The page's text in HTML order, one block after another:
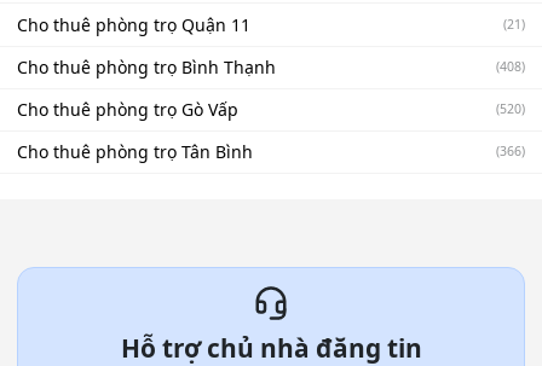
Cho thuê phòng trọ Quận 11 (21)
Cho thuê phòng trọ Bình Thạnh (408)
Cho thuê phòng trọ Gò Vấp (520)
Cho thuê phòng trọ Tân Bình (366)
Hỗ trợ chủ nhà đăng tin